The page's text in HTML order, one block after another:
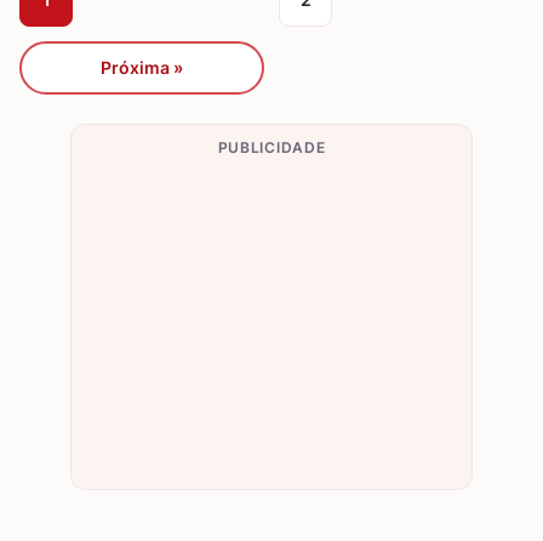
Próxima »
PUBLICIDADE